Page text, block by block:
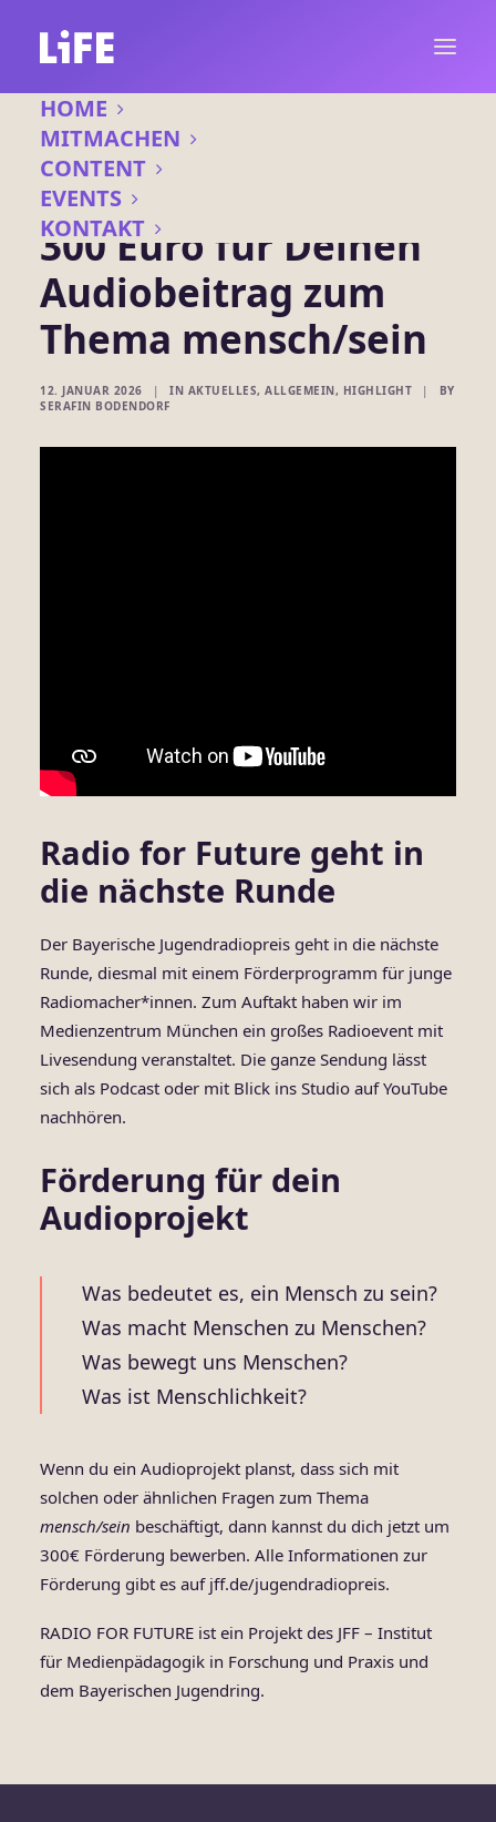
HOME
MITMACHEN
CONTENT
EVENTS
KONTAKT
300 Euro für Deinen
Audiobeitrag zum
Thema mensch/sein
12. JANUAR 2026 | IN AKTUELLES, ALLGEMEIN, HIGHLIGHT |
BY
SERAFIN BODENDORF
Radio for Future geht in
die nächste Runde
Der Bayerische Jugendradiopreis geht in die nächste
Runde, diesmal mit einem Förderprogramm für junge
Radiomacher*innen. Zum Auftakt haben wir im
Medienzentrum München ein großes Radioevent mit
Livesendung veranstaltet. Die ganze Sendung lässt
sich als Podcast oder mit Blick ins Studio aufYouTube
nachhören.
Förderung für dein
Audioprojekt
Was bedeutet es, ein Mensch zu sein?
Was macht Menschen zu Menschen?
Was bewegt uns Menschen?
Was ist Menschlichkeit?
Wenn du ein Audioprojekt planst, dass sich mit
solchen oder ähnlichen Fragen zum Thema
mensch/sein beschäftigt, dann kannst du dich jetzt um
300€ Förderung bewerben. Alle Informationen zur
Förderung gibt es auf jff.de/jugendradiopreis.
RADIO FOR FUTURE ist ein Projekt des JFF – Institut
für Medienpädagogik in Forschung und Praxis und
dem Bayerischen Jugendring.